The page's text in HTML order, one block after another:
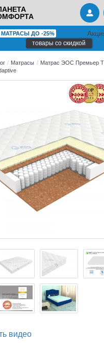
ДО -25%
товары со скидкой
Матрасы
Матрас ЭОС Премьер
видео